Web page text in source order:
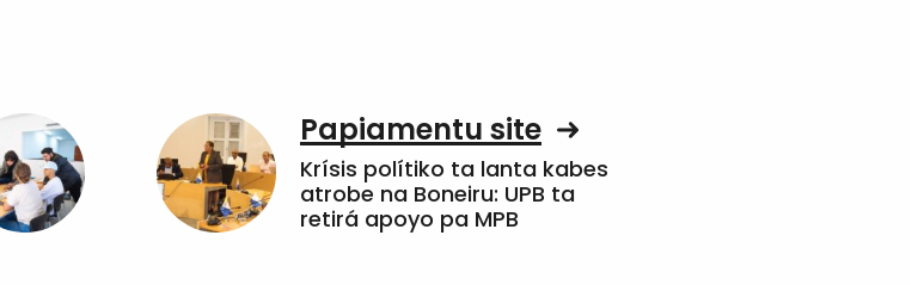
Papiamentu site
Krísis polítiko ta lanta kabes
atrobe na Boneiru: UPB ta
retirá apoyo pa MPB